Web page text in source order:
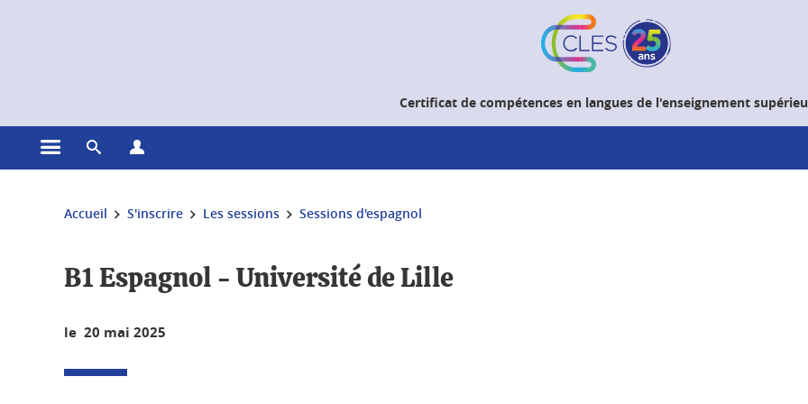
Certificat de compétences en langues de l'enseignement
Ouvrir le menu principal
Ouvrir le moteur de recherche
Vous êtes ici :
Accueil S'inscrire Les sessions Sessions d'espagnol
B1 Espagnol - Université de Lille
le 20 mai 2025